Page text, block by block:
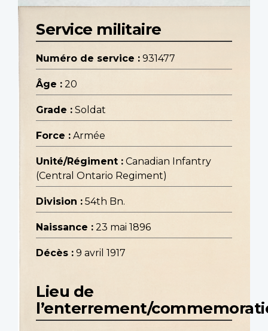
Service militaire
Numéro de service : 931477
Âge : 20
Grade : Soldat
Force : Armée
Unité/Régiment : Canadian Infantry
(Central Ontario Regiment)
Division : 54th Bn.
Naissance : 23 mai 1896
Décès : 9 avril 1917
Lieu de
l’enterrement/